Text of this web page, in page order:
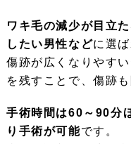
ワキ毛の減少が目立
したい男性などに選
傷跡が広くなりやす
を残すことで、傷跡
手術時間は60～90分
り手術が可能です。